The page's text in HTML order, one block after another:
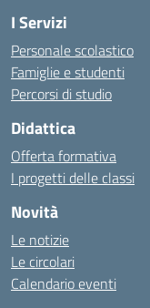
I Servizi
Personale scolastico
Famiglie e studenti
Percorsi di studio
Didattica
Offerta formativa
I progetti delle classi
Novità
Le notizie
Le circolari
Calendario eventi